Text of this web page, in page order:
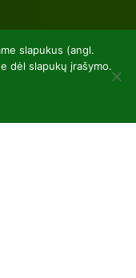
slapukus (angl.
dėl slapukų įrašymo.